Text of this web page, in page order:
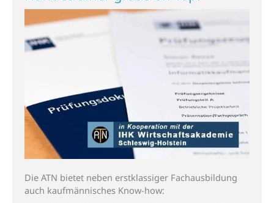
Die ATN bietet neben erstklassiger Fachausbildung
auch kaufmännisches Know-how: